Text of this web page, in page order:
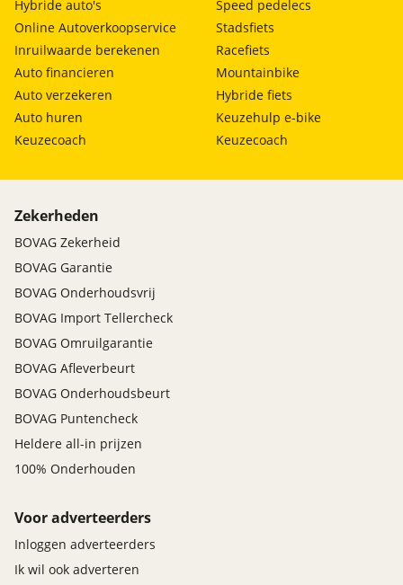
Hybride auto's
Online Autoverkoopservice
Inruilwaarde berekenen
Auto financieren
Auto verzekeren
Auto huren
Keuzecoach
Speed pedelecs
Stadsfiets
Racefiets
Mountainbike
Hybride fiets
Keuzehulp e-bike
Keuzecoach
Zekerheden
BOVAG Zekerheid
BOVAG Garantie
BOVAG Onderhoudsvrij
BOVAG Import Tellercheck
BOVAG Omruilgarantie
BOVAG Afleverbeurt
BOVAG Onderhoudsbeurt
BOVAG Puntencheck
Heldere all-in prijzen
100% Onderhouden
Voor adverteerders
Inloggen adverteerders
Ik wil ook adverteren